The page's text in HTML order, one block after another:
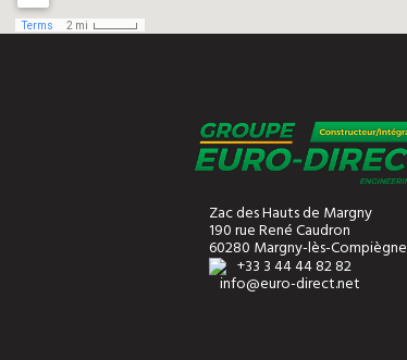
Zac des Hauts de Margny
190 rue René Caudron
60280 Margny-lès-Compiègne
+33 3 44 44 82 82
info@euro-direct.net